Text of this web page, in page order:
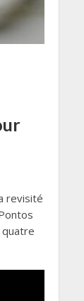
revisité